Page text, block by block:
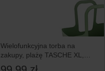
Wielofunkcyjna torba na
zakupy, plażę TASCHE XL,
KOZIOL